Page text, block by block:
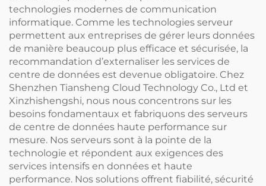
résolution 4K, prix
avantageux
technologies modernes de communication
informatique. Comme les technologies serveur
permettent aux entreprises de gérer leurs données
de manière beaucoup plus efficace et sécurisée, la
recommandation d’externaliser les services de
centre de données est devenue obligatoire. Chez
Shenzhen Tiansheng Cloud Technology Co., Ltd et
Xinzhishengshi, nous nous concentrons sur les
besoins fondamentaux et fabriquons des serveurs
de centre de données haute performance sur
mesure. Nos serveurs sont à la pointe de la
technologie et répondent aux exigences des
services intensifs en données et haute
performance. Nos solutions offrent fiabilité, sécurité